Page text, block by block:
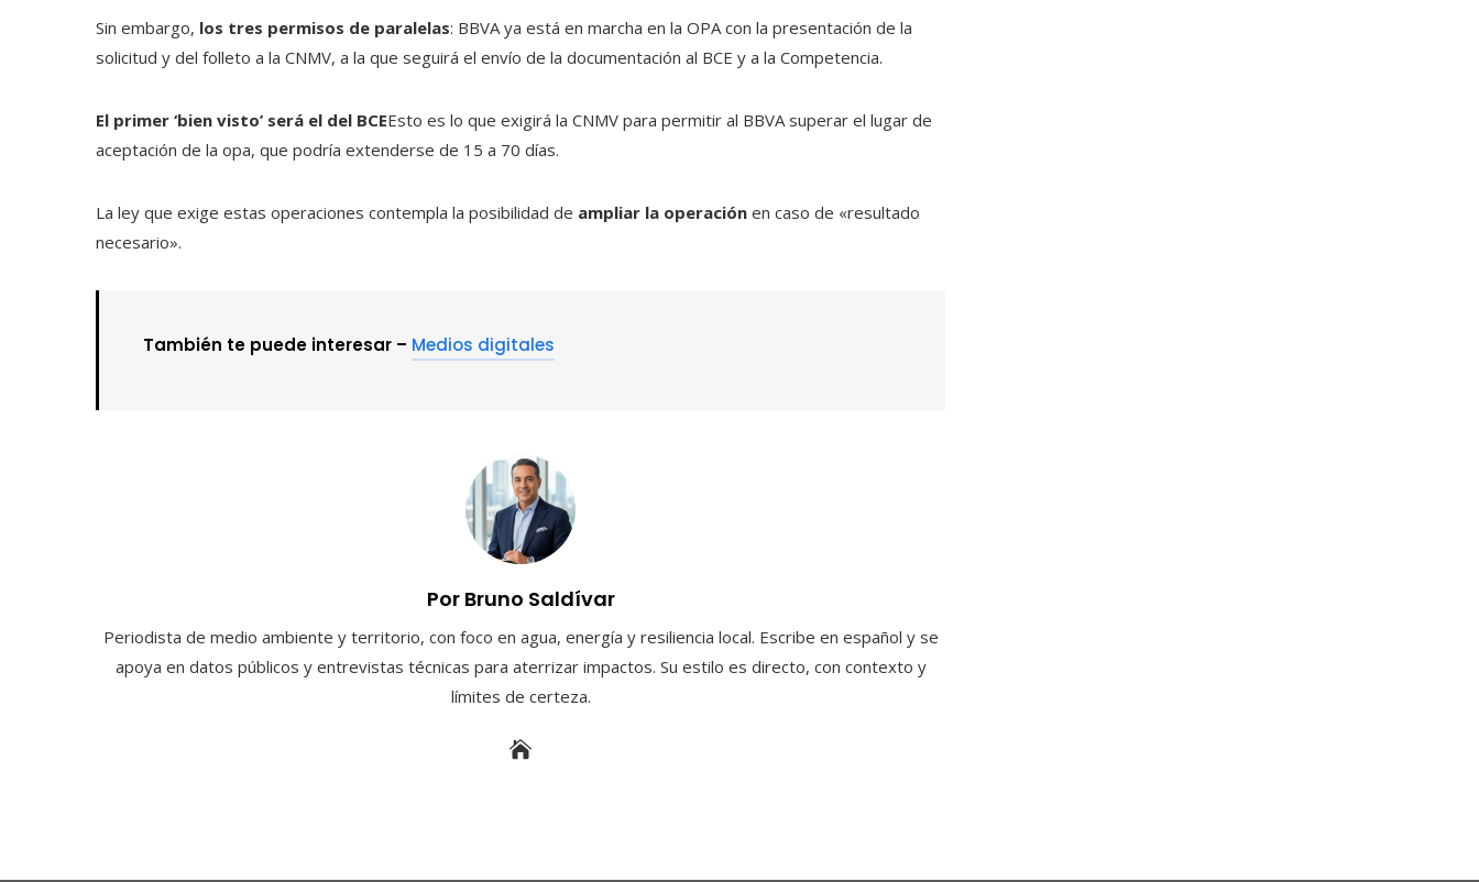
Sin embargo, los tres permisos de paralelas: BBVA ya está en marcha en la OPA con la presentación de la
solicitud y del folleto a la CNMV, a la que seguirá el envío de la documentación al BCE y a la Competencia.
El primer ‘bien visto’ será el del BCEEsto es lo que exigirá la CNMV para permitir al BBVA superar el lugar de
aceptación de la opa, que podría extenderse de 15 a 70 días.
La ley que exige estas operaciones contempla la posibilidad de ampliar la operación en caso de «resultado
necesario».
También te puede interesar – Medios digitales
Por Bruno Saldívar
Periodista de medio ambiente y territorio, con foco en agua, energía y resiliencia local. Escribe en español y se
apoya en datos públicos y entrevistas técnicas para aterrizar impactos. Su estilo es directo, con contexto y
límites de certeza.